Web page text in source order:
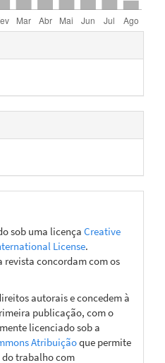
sob uma licença Creative
License.
revista concordam com os
autorais e concedem à
publicação, com o
licenciado sob a
Atribuiçãoque permite
trabalho com